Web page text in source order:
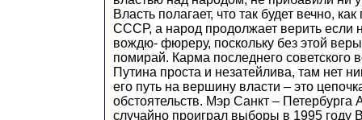
Власть полагает, что так будет вечно,
СССР, а народ продолжает верить если
вождю- фюреру, поскольку без этой
помирай. Карма последнего советского
Путина проста и незатейлива, там нет
его путь на вершину власти – это
обстоятельств. Мэр Санкт – Петербурга
случайно проиграл выборы в 1995 году